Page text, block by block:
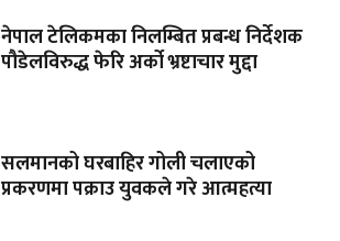
नेपाल टेलिकमका निलम्बित प्रबन्ध निर्देशक
पौडेलविरुद्ध फेरि अर्को भ्रष्टाचार मुद्दा
सलमानको घरबाहिर गोली चलाएको
प्रकरणमा पक्राउ युवकले गरे आत्महत्या